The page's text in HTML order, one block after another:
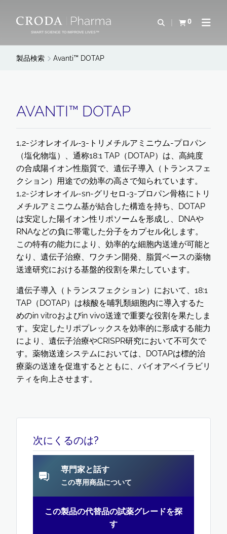
ン
ー
SMART SCIENCE TO IMPROVE LIVES™
検索を開く
0
カートを確認す
ナビ
製品検索 Avanti™ DOTAP
AVANTI™ DOTAP
1,2-ジオレオイル-3-トリメチルアミニウム-プロパン
（塩化物塩）、通称18:1 TAP（DOTAP）は、高純度
の合成陽イオン性脂質で、遺伝子導入（トランスフェ
クション）用途での効率の高さで知られています。
1,2-ジオレオイル-sn-グリセロ-3-プロパン骨格にトリ
メチルアミニウム基が結合した構造を持ち、DOTAP
は安定した陽イオン性リポソームを形成し、DNAや
RNAなどの負に帯電した分子をカプセル化します。
この特有の能力により、効率的な細胞内送達が可能と
なり、遺伝子治療、ワクチン開発、脂質ベースの薬物
送達研究における基盤的役割を果たしています。
遺伝子導入（トランスフェクション）において、18:1
TAP（DOTAP）は核酸を哺乳類細胞内に導入するた
めのin vitroおよびin vivo送達で重要な役割を果たしま
す。安定したリポプレックスを効率的に形成する能力
により、遺伝子治療やCRISPR研究において不可欠で
す。薬物送達システムにおいては、DOTAPは標的治
療薬の送達を促進するとともに、バイオアベイラビリ
ティを向上させます。
次にくるのは?
専門家と話す
この専用商品について
この製品の代替品の試薬グレードを探
す